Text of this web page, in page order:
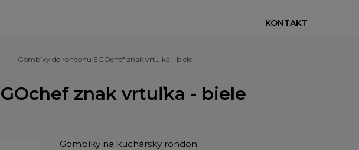
KONTAKT
Gombíky do rondonu EGOchef znak vrtuľka - biele
znak vrtuľka - biele
Gombíky na kuchársky rondon